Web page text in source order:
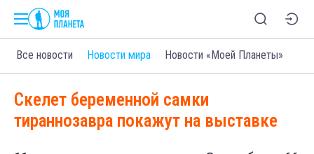
Все новости Новости мира Новости «Моей Планеты»
Скелет беременной самки
тираннозавра покажут на выставке